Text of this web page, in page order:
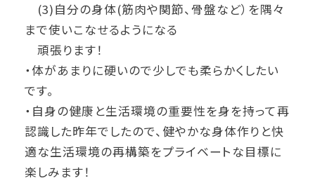
(3)自分の身体(筋肉や関節、骨盤など）を隅々
まで使いこなせるようになる
頑張ります！
・体があまりに硬いので少しでも柔らかくしたい
です。
・自身の健康と生活環境の重要性を身を持って再
認識した昨年でしたので、健やかな身体作りと快
適な生活環境の再構築をプライベートな目標に
楽しみます！